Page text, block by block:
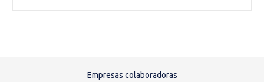
Empresas colaboradoras